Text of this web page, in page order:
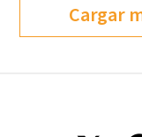
Cargar